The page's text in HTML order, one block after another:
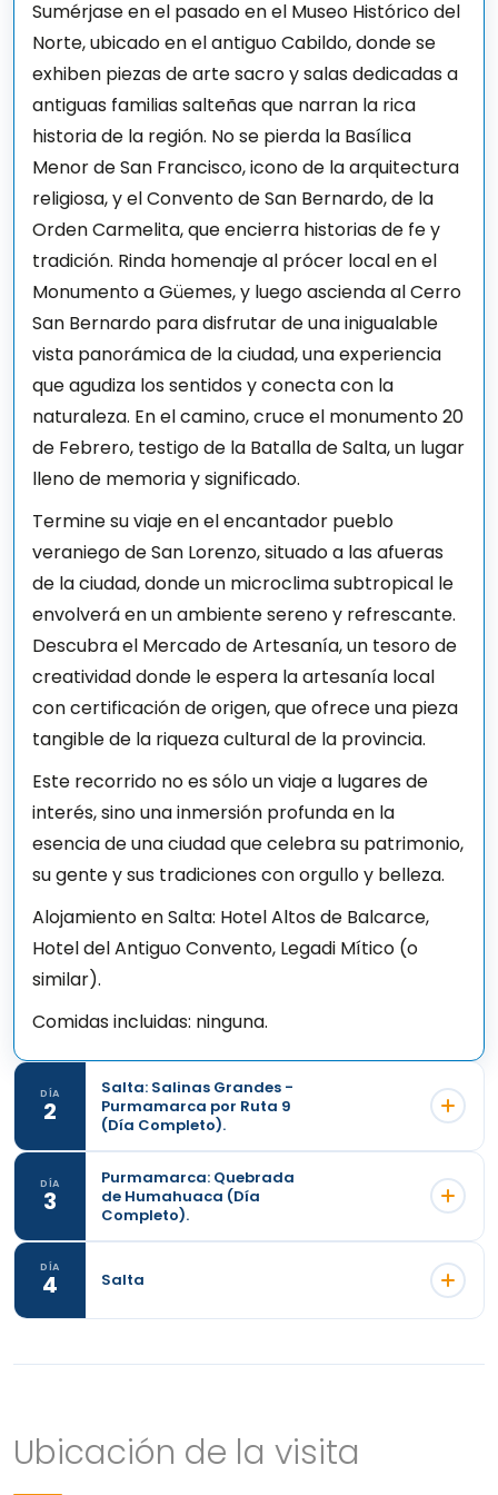
Sumérjase en el pasado en el Museo Histórico del
Norte, ubicado en el antiguo Cabildo, donde se
exhiben piezas de arte sacro y salas dedicadas a
antiguas familias salteñas que narran la rica
historia de la región. No se pierda la Basílica
Menor de San Francisco, icono de la arquitectura
religiosa, y el Convento de San Bernardo, de la
Orden Carmelita, que encierra historias de fe y
tradición. Rinda homenaje al prócer local en el
Monumento a Güemes, y luego ascienda al Cerro
San Bernardo para disfrutar de una inigualable
vista panorámica de la ciudad, una experiencia
que agudiza los sentidos y conecta con la
naturaleza. En el camino, cruce el monumento 20
de Febrero, testigo de la Batalla de Salta, un lugar
lleno de memoria y significado.
Termine su viaje en el encantador pueblo
veraniego de San Lorenzo, situado a las afueras
de la ciudad, donde un microclima subtropical le
envolverá en un ambiente sereno y refrescante.
Descubra el Mercado de Artesanía, un tesoro de
creatividad donde le espera la artesanía local
con certificación de origen, que ofrece una pieza
tangible de la riqueza cultural de la provincia.
Este recorrido no es sólo un viaje a lugares de
interés, sino una inmersión profunda en la
esencia de una ciudad que celebra su patrimonio,
su gente y sus tradiciones con orgullo y belleza.
Alojamiento en Salta: Hotel Altos de Balcarce,
Hotel del Antiguo Convento, Legadi Mítico (o
similar).
Comidas incluidas: ninguna.
DÍA
2
Salta: Salinas Grandes -
Purmamarca por Ruta 9
(Día Completo).
El interminable mundo blanco de las Salinas
DÍA
3
Purmamarca: Quebrada
de Humahuaca (Día
Completo).
DÍA
4 Salta
Ubicación de la visita